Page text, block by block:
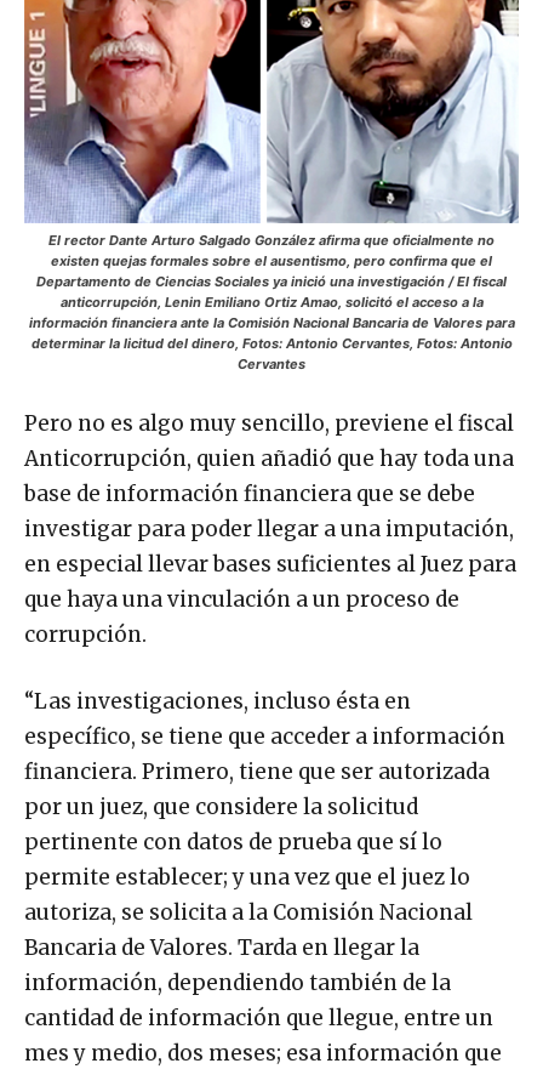
El rector Dante Arturo Salgado González afirma que oficialmente no
existen quejas formales sobre el ausentismo, pero confirma que el
Departamento de Ciencias Sociales ya inició una investigación / El fiscal
anticorrupción, Lenin Emiliano Ortiz Amao, solicitó el acceso a la
información financiera ante la Comisión Nacional Bancaria de Valores para
determinar la licitud del dinero, Fotos: Antonio Cervantes, Fotos: Antonio
Cervantes
Pero no es algo muy sencillo, previene el fiscal
Anticorrupción, quien añadió que hay toda una
base de información financiera que se debe
investigar para poder llegar a una imputación,
en especial llevar bases suficientes al Juez para
que haya una vinculación a un proceso de
corrupción.
“Las investigaciones, incluso ésta en
específico, se tiene que acceder a información
financiera. Primero, tiene que ser autorizada
por un juez, que considere la solicitud
pertinente con datos de prueba que sí lo
permite establecer; y una vez que el juez lo
autoriza, se solicita a la Comisión Nacional
Bancaria de Valores. Tarda en llegar la
información, dependiendo también de la
cantidad de información que llegue, entre un
mes y medio, dos meses; esa información que